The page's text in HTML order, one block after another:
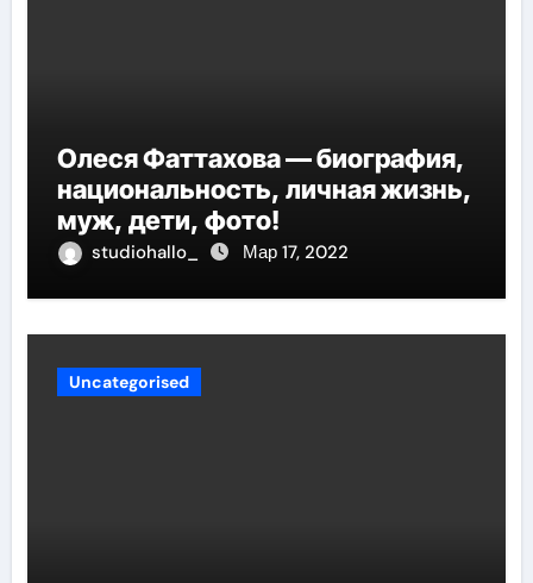
Олеся Фаттахова — биография,
национальность, личная жизнь,
муж, дети, фото!
studiohallo_ Мар 17, 2022
Uncategorised